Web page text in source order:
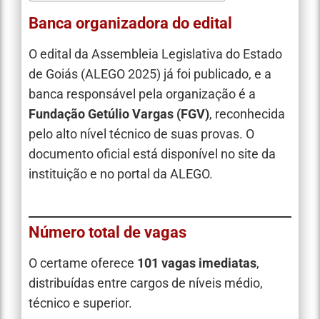
Banca organizadora do edital
O edital da Assembleia Legislativa do Estado
de Goiás (ALEGO 2025) já foi publicado, e a
banca responsável pela organização é a
Fundação Getúlio Vargas (FGV), reconhecida
pelo alto nível técnico de suas provas. O
documento oficial está disponível no site da
instituição e no portal da ALEGO.
Número total de vagas
O certame oferece 101 vagas imediatas,
distribuídas entre cargos de níveis médio,
técnico e superior.